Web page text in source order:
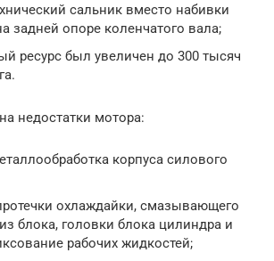
сальник вместо набивки
задней опоре коленчатого вала;
ресурс был увеличен до 300 тысяч
недостатки мотора:
корпуса силового
охлаждайки, смазывающего
блока, головки блока цилиндра и
рабочих жидкостей;